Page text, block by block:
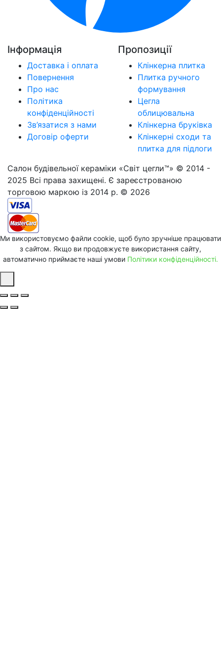
Інформація
Доставка і оплата
Повернення
Про нас
Політика
конфіденційності
Зв’язатися з нами
Договір оферти
Пропозиції
Клінкерна плитка
Плитка ручного
формування
Цегла
облицювальна
Клінкерна бруківка
Клінкерні сходи та
плитка для підлоги
Салон будівельної кераміки «Світ цегли™» © 2014 -
2025 Всі права захищені. Є зареєстрованою
торговою маркою із 2014 р. © 2026
Ми використовуємо файли cookie, щоб було зручніше працювати
з сайтом. Якщо ви продовжуєте використання сайту,
автоматично приймаєте наші умови Політики конфіденційності.